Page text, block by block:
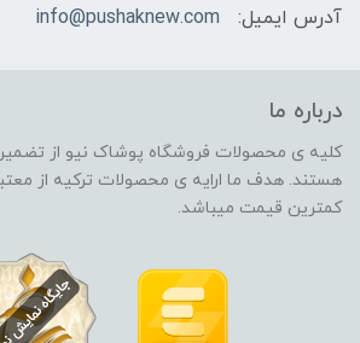
آدرس ایمیل:
info@pushaknew.com
درباره ما
کلیه ی محصولات فروشگاه پوشاک نیو از تضمین
هستند. هدف ما ارایه ی محصولات ترکیه از
کمترین قیمت میباشد.